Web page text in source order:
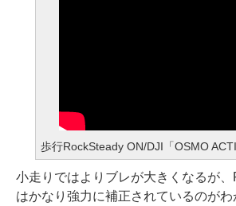
歩行RockSteady ON/DJI「OSMO
小走りではよりブレが大きくなるが
はかなり強力に補正されているのがわ